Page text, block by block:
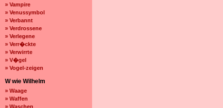
» Vampire
» Venussymbol
» Verbannt
» Verdrossene
» Verlegene
» Verr�ckte
» Verwirrte
» V�gel
» Vogel-zeigen
W wie Wilhelm
» Waage
» Waffen
» Waschen